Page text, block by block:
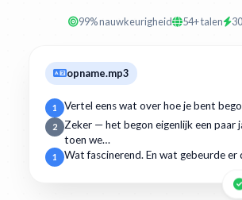
99% nauwkeurigheid 54+ talen
opname.mp3
1 Vertel eens wat over hoe je bent
2
Zeker — het begon eigenlijk een paar
toen we…
1 Wat fascinerend. En wat gebeurde er